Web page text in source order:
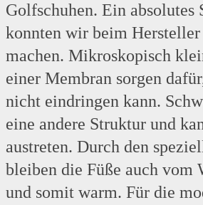
Golfschuhen. Ein absolutes
konnten wir beim
machen. Mikroskopisch
einer Membran sorgen
nicht eindringen kann.
eine andere Struktur und
austreten. Durch den
bleiben die Füße auch vom
und somit warm. Für die